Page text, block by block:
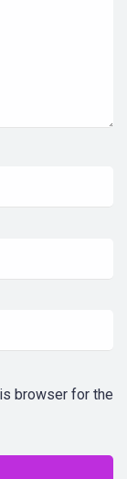
browser for the